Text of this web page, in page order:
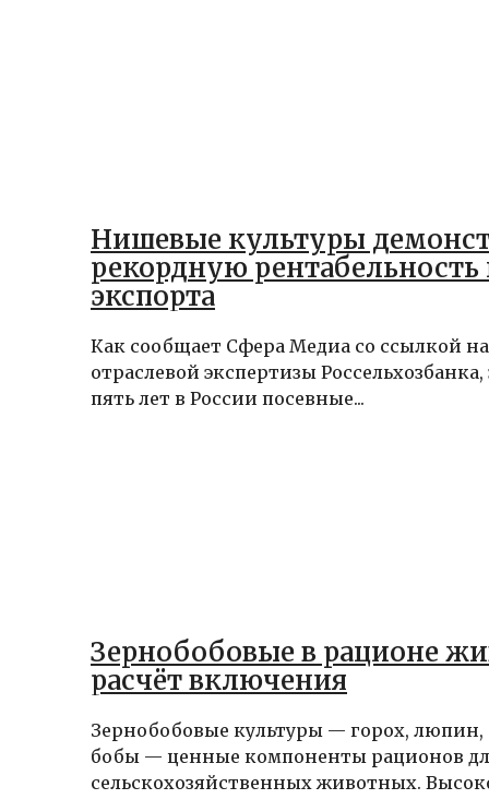
Нишевые культуры
рекордную рентабельность
экспорта
Как сообщает Сфера Медиа со ссылкой
отраслевой экспертизы
пять лет в России посевные...
Зернобобовые в рационе
расчёт включения
Зернобобовые культуры — горох, люпин,
бобы — ценные компоненты рационов
сельскохозяйственных животных.